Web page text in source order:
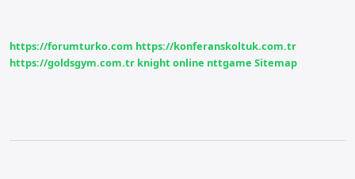
https://forumturko.com https://konferanskoltuk.com.tr
https://goldsgym.com.tr knight online nttgame Sitemap